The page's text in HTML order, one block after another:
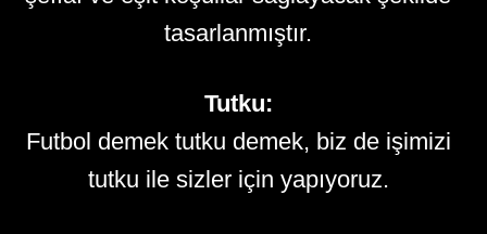
tasarlanmıştır.
Tutku:
Futbol demek tutku demek, biz de işimizi
tutku ile sizler için yapıyoruz.